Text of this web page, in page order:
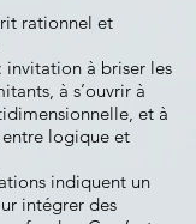
rationnel et
invitation à briser les
à s’ouvrir à
et à
logique et
indiquent un
intégrer des